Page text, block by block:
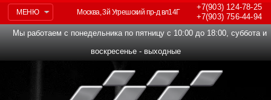
МЕНЮ
+7(903)124-78-25
+7(903)756-44-94
Москва, 3й Угрешский пр-д вл14Г
Мы работаем с понедельника по пятницу с 10:00 до 18:00, суббота и
воскресенье - выходные